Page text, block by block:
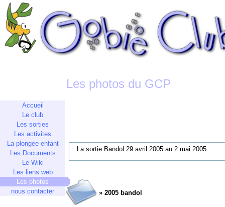
Les photos du GCP
Accueil
Le club
Les sorties
Les activites
La plongee enfant
Les Documents
Le Wiki
Les liens web
Les photos
nous contacter
La sortie Bandol 29 avril 2005 au 2 mai 2005.
» 2005 bandol